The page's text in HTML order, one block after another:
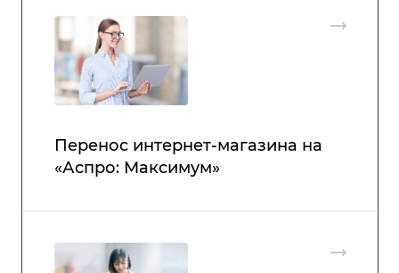
Перенос интернет-магазина на
«Аспро: Максимум»